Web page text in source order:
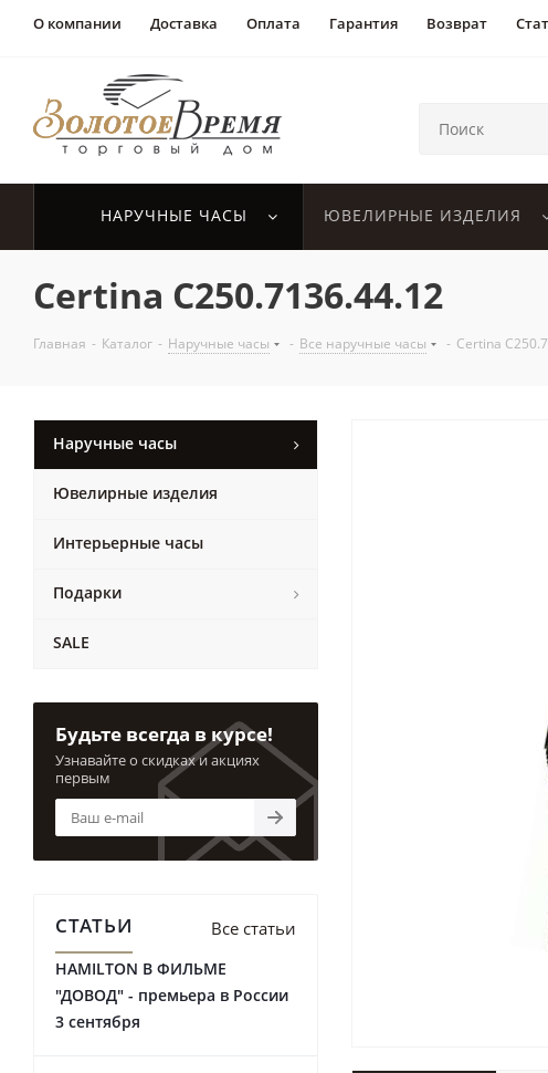
О компании Доставка Оплата Гарантия Возврат
НАРУЧНЫЕ ЧАСЫ ЮВЕЛИРНЫЕ ИЗДЕЛИЯ
Certina C250.7136.44.12
Главная - Каталог - Наручные часы - Все наручные часы - Certina
Наручные часы
Ювелирные изделия
Интерьерные часы
Подарки
SALE
Будьте всегда в курсе!
Узнавайте о скидках и акциях
первым
СТАТЬИ Все статьи
HAMILTON В ФИЛЬМЕ
"ДОВОД" - премьера в России
3 сентября